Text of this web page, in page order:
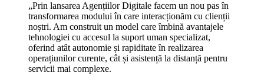
„Prin lansarea Agențiilor Digitale facem un nou pas în
transformarea modului în care interacționăm cu clienții
noștri. Am construit un model care îmbină avantajele
tehnologiei cu accesul la suport uman specializat,
oferind atât autonomie și rapiditate în realizarea
operațiunilor curente, cât și asistență la distanță pentru
servicii mai complexe.